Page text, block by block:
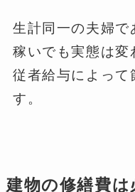
生計同一の夫婦で
稼いでも実態は変
従者給与によって
す。
建物の修繕費